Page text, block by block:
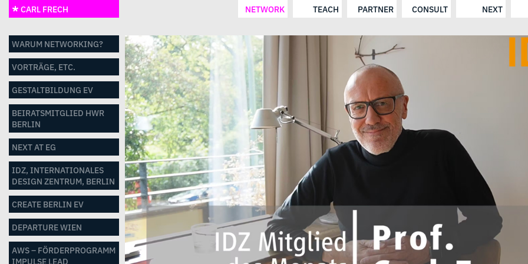
CARL FRECH NETWORK TEACH PARTNER CONSULT NEXT
WARUM NETWORKING?
VORTRÄGE, ETC.
GESTALTBILDUNG EV
BEIRATSMITGLIED HWR
BERLIN
NEXT AT EG
IDZ, INTERNATIONALES
DESIGN ZENTRUM, BERLIN
CREATE BERLIN EV
DEPARTURE WIEN
AWS – FÖRDERPROGRAMM
IMPULSE LEAD